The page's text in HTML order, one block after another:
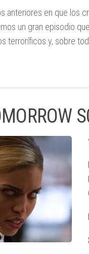
anteriores en que los
un gran episodio
terroríficos y, sobre